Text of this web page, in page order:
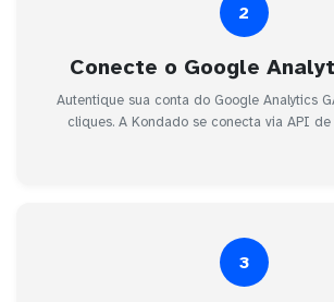
2
Conecte o Google
Autentique sua conta do Google Analytics
cliques. A Kondado se conecta via API
3